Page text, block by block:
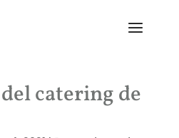
catering de